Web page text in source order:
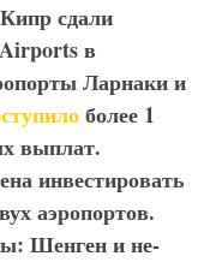
сдали
Airportsв
Ларнаки и
более 1
выплат.
инвестировать
аэропортов.
Шенген и не-